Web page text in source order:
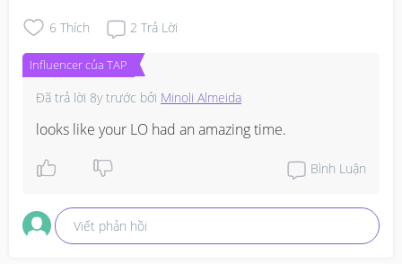
6 Thích 2 Trả Lời
Influencer của TAP
Đã trả lời 8y trước bởi Minoli Almeida
looks like your LO had an amazing time.
Bình Luận
Viết phản hồi